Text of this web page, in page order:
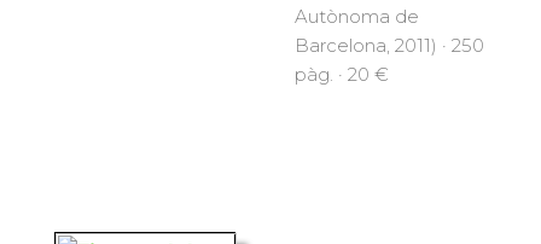
Autònoma de
Barcelona, 2011) · 250
pàg. · 20 €